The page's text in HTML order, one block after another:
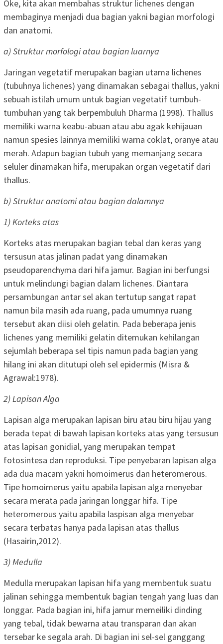
Oke, kita akan membahas struktur lichenes dengan
membaginya menjadi dua bagian yakni bagian morfologi
dan anatomi.
a) Struktur morfologi atau bagian luarnya
Jaringan vegetatif merupakan bagian utama lichenes
(tubuhnya lichenes) yang dinamakan sebagai thallus, yakni
sebuah istilah umum untuk bagian vegetatif tumbuh-
tumbuhan yang tak berpembuluh Dharma (1998). Thallus
memiliki warna keabu-abuan atau abu agak kehijauan
namun spesies lainnya memiliki warna coklat, oranye atau
merah. Adapun bagian tubuh yang memanjang secara
seluler dinamakan hifa, merupakan organ vegetatif dari
thallus.
b) Struktur anatomi atau bagian dalamnya
1) Korteks atas
Korteks atas merupakan bagian tebal dan keras yang
tersusun atas jalinan padat yang dinamakan
pseudoparenchyma dari hifa jamur. Bagian ini berfungsi
untuk melindungi bagian dalam lichenes. Diantara
persambungan antar sel akan tertutup sangat rapat
namun bila masih ada ruang, pada umumnya ruang
tersebut akan diisi oleh gelatin. Pada beberapa jenis
lichenes yang memiliki gelatin ditemukan kehilangan
sejumlah beberapa sel tipis namun pada bagian yang
hilang ini akan ditutupi oleh sel epidermis (Misra &
Agrawal:1978).
2) Lapisan Alga
Lapisan alga merupakan lapisan biru atau biru hijau yang
berada tepat di bawah lapisan korteks atas yang tersusun
atas lapisan gonidial, yang merupakan tempat
fotosintesa dan reproduksi. Tipe penyebaran lapisan alga
ada dua macam yakni homoimerus dan heteromerous.
Tipe homoimerus yaitu apabila lapisan alga menyebar
secara merata pada jaringan longgar hifa. Tipe
heteromerous yaitu apabila laspisan alga menyebar
secara terbatas hanya pada lapisan atas thallus
(Hasairin,2012).
3) Medulla
Medulla merupakan lapisan hifa yang membentuk suatu
jalinan sehingga membentuk bagian tengah yang luas dan
longgar. Pada bagian ini, hifa jamur memeiliki dinding
yang tebal, tidak bewarna atau transparan dan akan
tersebar ke segala arah. Di bagian ini sel-sel ganggang